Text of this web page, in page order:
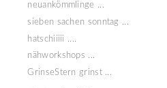
neuankömmlinge ...
sieben sachen sonntag ...
hatschiiiii ....
nähworkshops ...
GrinseStern grinst ...